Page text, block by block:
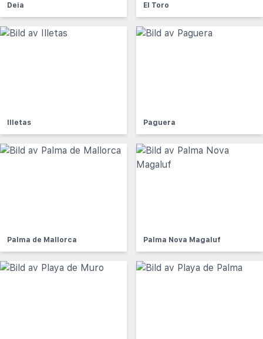
Deia El Toro
Illetas Paguera
Palma de Mallorca Palma Nova Magaluf